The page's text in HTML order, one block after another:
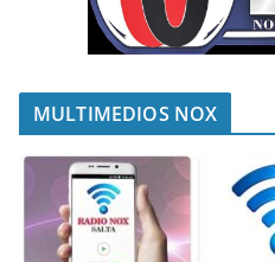
MULTIMEDIOS NOX